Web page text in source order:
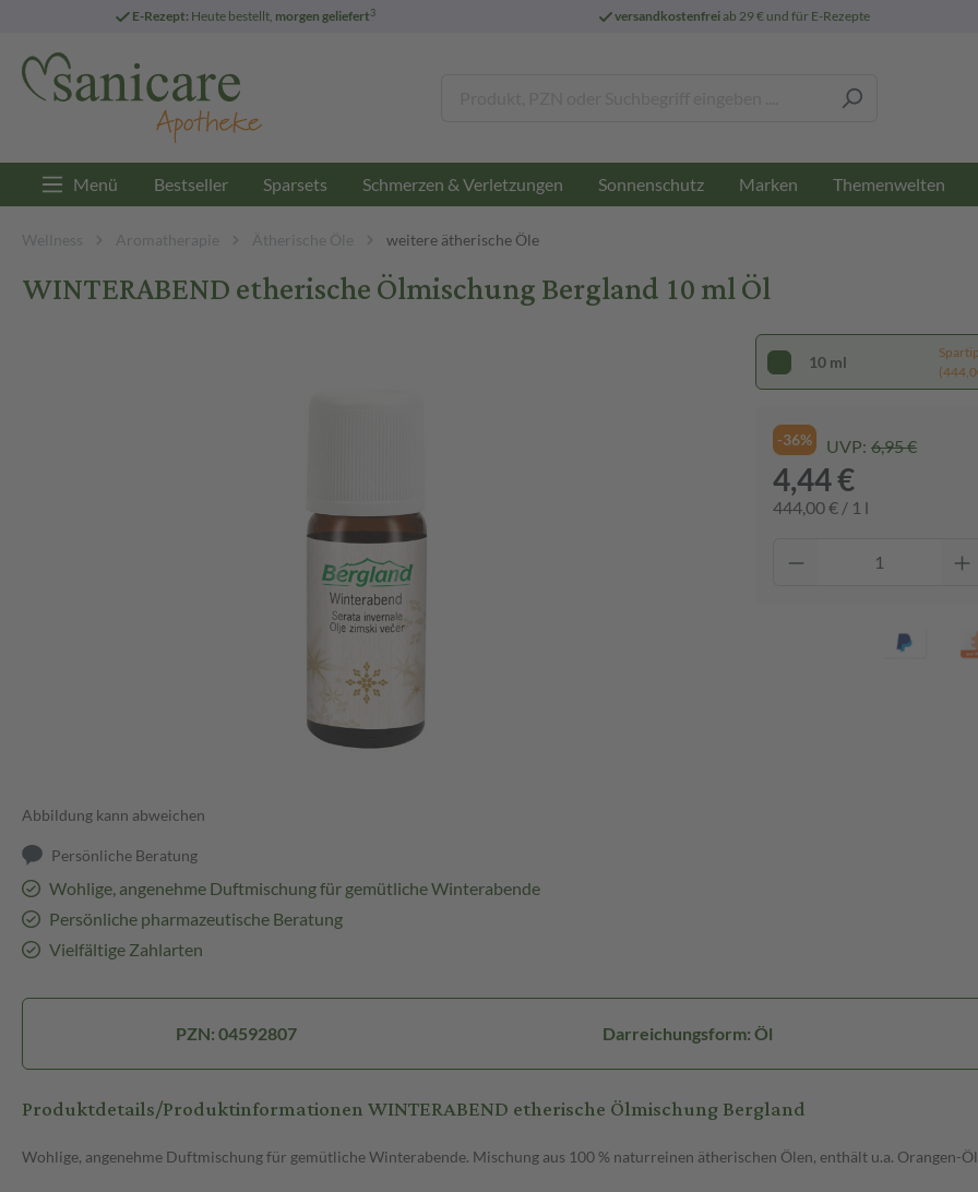
E-Rezept: Heute bestellt, morgen geliefert3 versandkostenfreiab 29 € und für E-Rezepte
Menü Bestseller Sparsets Schmerzen & Verletzungen Sonnenschutz Marken Themenwelten
Wellness Aromatherapie Ätherische Öle weitere ätherische Öle
WINTERABEND etherische Ölmischung Bergland 10 ml Öl
Abbildung kann abweichen
Persönliche Beratung
Wohlige, angenehme Duftmischung für gemütliche Winterabende
Persönliche pharmazeutische Beratung
Vielfältige Zahlarten
10 ml
-36% UVP: 6,95 €
4,44 €
444,00 € / 1 l
PZN: 04592807 Darreichungsform: Öl
Produktdetails/Produktinformationen WINTERABEND etherische Ölmischung Bergland
Wohlige, angenehme Duftmischung für gemütliche Winterabende. Mischung aus 100 % naturreinen ätherischen Ölen, enthält u.a. Orangen-